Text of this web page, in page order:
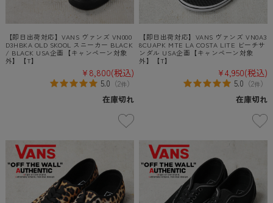
【即日出荷対応】VANS ヴァンズ VN000
D3HBKA OLD SKOOL スニーカー BLACK
/ BLACK USA企画【キャンペーン対象
外】【T】
¥8,800(税込)
5.0 （2件）
在庫切れ
【即日出荷対応】VANS ヴァンズ VN0A3
8CUAPK MTE LA COSTA LITE ビーチサ
ンダル USA企画【キャンペーン対象
外】【T】
¥4,950(税込)
5.0 （2件）
在庫切れ